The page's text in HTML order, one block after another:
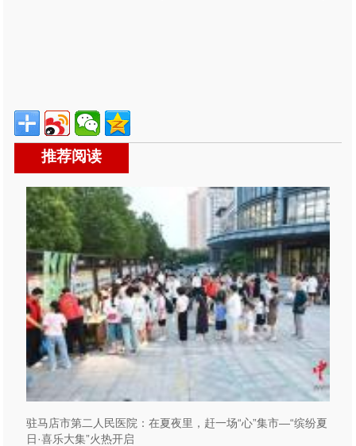
推荐阅读
驻马店市第二人民医院：在夏夜里，赶一场“心”集市—“缤纷夏
日·喜乐大集”火热开启